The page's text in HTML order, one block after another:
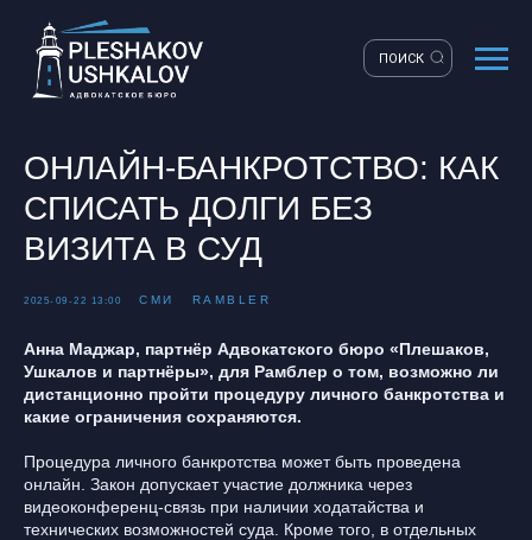
ПОИСК
ОНЛАЙН-БАНКРОТСТВО: КАК
СПИСАТЬ ДОЛГИ БЕЗ
ВИЗИТА В СУД
2025-09-22 13:00 СМИ RAMBLER
Анна Маджар, партнёр Адвокатского бюро «Плешаков,
Ушкалов и партнёры», для Рамблер о том, возможно ли
дистанционно пройти процедуру личного банкротства и
какие ограничения сохраняются.
Процедура личного банкротства может быть проведена
онлайн. Закон допускает участие должника через
видеоконференц-связь при наличии ходатайства и
технических возможностей суда. Кроме того, в отдельных